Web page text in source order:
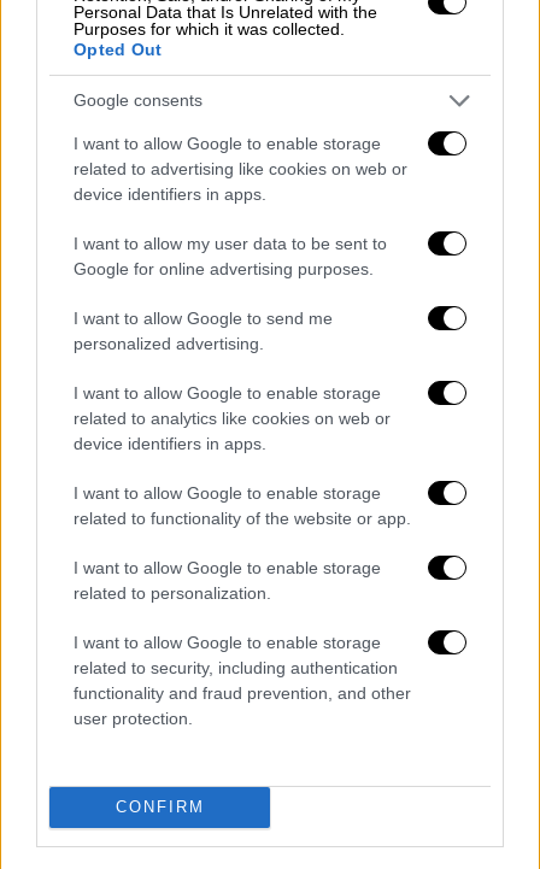
Personal Data that Is Unrelated with the
Purposes for which it was collected.
Opted Out
Google consents
I want to allow Google to enable storage
related to advertising like cookies on web or
device identifiers in apps.
I want to allow my user data to be sent to
Google for online advertising purposes.
I want to allow Google to send me
personalized advertising.
I want to allow Google to enable storage
related to analytics like cookies on web or
device identifiers in apps.
I want to allow Google to enable storage
related to functionality of the website or app.
I want to allow Google to enable storage
related to personalization.
I want to allow Google to enable storage
related to security, including authentication
functionality and fraud prevention, and other
user protection.
CONFIRM
Ελλάδα|15.04.2026 11:25
Νέες ταυτότητες: Τελειώνει ο χρόνος
για τις παλαιές - Πού θα βρείτε
ραντεβού
Νέο σύστημα από το Υπουργείο
Ανατροπή ΣτΕ για τα διαβατήρια:
Μπορούν να εκδοθούν και με παλαιού
τύπου ταυτότητες - Δικαίωση πολίτη